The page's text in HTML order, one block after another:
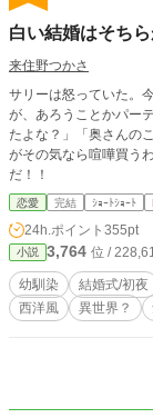
白い結婚はそち
来住野つかさ
サリーは怒っていた。
が、あろうことかパー
たよな？」「奥さんの
がその気なら喧嘩買
だ！！
恋愛 完結 ｼｮｰﾄｼｮｰﾄ
24h.ポイント 355pt
小説 3,764 位 /
幼馴染 結婚式/初夜
西洋風
異世界？